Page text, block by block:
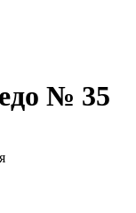
№ 35